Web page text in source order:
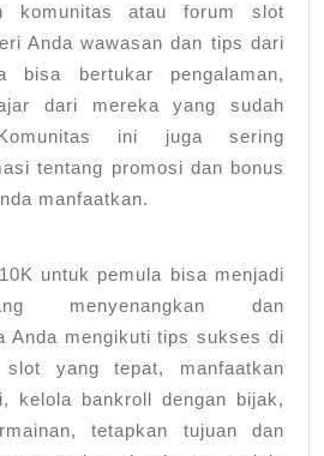
komunitas atau forum slot
Anda wawasan dan tips dari
bisa bertukar pengalaman,
dari mereka yang sudah
Komunitas ini juga sering
tentang promosi dan bonus
manfaatkan.
untuk pemula bisa menjadi
menyenangkan dan
Anda mengikuti tips sukses di
yang tepat, manfaatkan
kelola bankroll dengan bijak,
tetapkan tujuan dan